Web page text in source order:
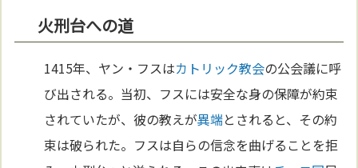
火刑台への道
1415年、ヤン・フスはカトリック教会の公会議に呼
び出される。当初、フスには安全な身の保障が約束
されていたが、彼の教えが異端とされると、その約
束は破られた。フスは自らの信念を曲げることを拒